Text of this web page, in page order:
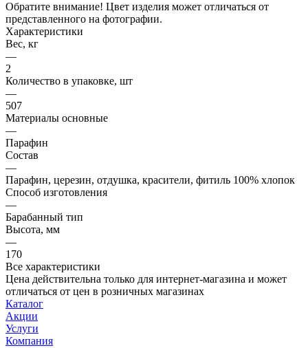
Обратите внимание! Цвет изделия может отличаться от
представленного на фотографии.
Характеристики
Вес, кг
—
2
Количество в упаковке, шт
—
507
Материалы основные
—
Парафин
Состав
—
Парафин, церезин, отдушка, красители, фитиль 100% хлопок
Способ изготовления
—
Барабанный тип
Высота, мм
—
170
Все характеристики
Цена действительна только для интернет-магазина и может
отличаться от цен в розничных магазинах
Каталог
Акции
Услуги
Компания